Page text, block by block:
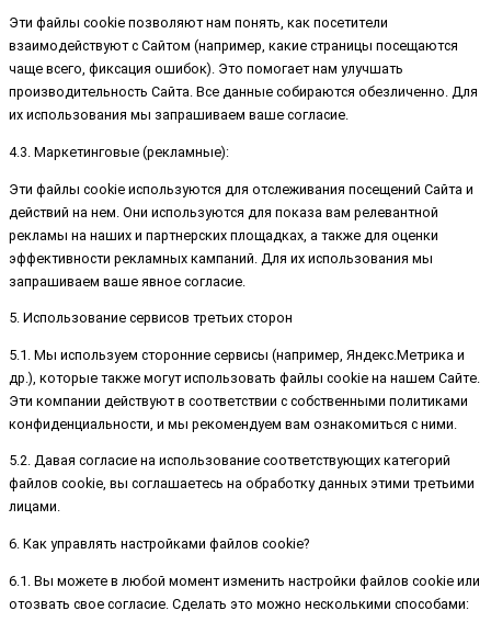
Эти файлы cookie позволяют нам понять, как посетители
взаимодействуют с Сайтом (например, какие страницы посещаются
чаще всего, фиксация ошибок). Это помогает нам улучшать
производительность Сайта. Все данные собираются обезличенно. Для
их использования мы запрашиваем ваше согласие.
4.3. Маркетинговые (рекламные):
Эти файлы cookie используются для отслеживания посещений Сайта и
действий на нем. Они используются для показа вам релевантной
рекламы на наших и партнерских площадках, а также для оценки
эффективности рекламных кампаний. Для их использования мы
запрашиваем ваше явное согласие.
5. Использование сервисов третьих сторон
5.1. Мы используем сторонние сервисы (например, Яндекс.Метрика и
др.), которые также могут использовать файлы cookie на нашем Сайте.
Эти компании действуют в соответствии с собственными политиками
конфиденциальности, и мы рекомендуем вам ознакомиться с ними.
5.2. Давая согласие на использование соответствующих категорий
файлов cookie, вы соглашаетесь на обработку данных этими третьими
лицами.
6. Как управлять настройками файлов cookie?
6.1. Вы можете в любой момент изменить настройки файлов cookie или
отозвать свое согласие. Сделать это можно несколькими способами: